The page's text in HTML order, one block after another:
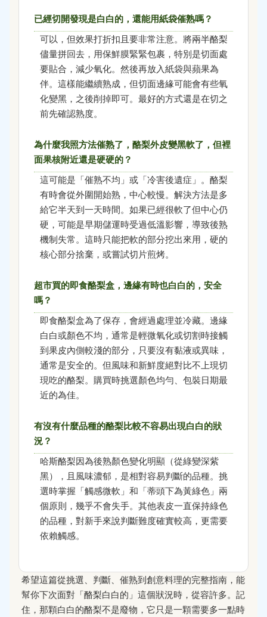
已經切開發現是白白的，還能用紙袋催熟嗎？
可以，但效果打折扣且要非常注意。將兩半酪梨
儘量拼回去，用保鮮膜緊緊包裹，特別是切面處
要貼合，減少氧化。然後再放入紙袋與蘋果為
伴。這樣能繼續熟成，但切面邊緣可能會有些氧
化變黑，之後削掉即可。最好的方式還是在切之
前先確認熟度。
為什麼我照方法催熟了，酪梨外皮變黑軟了，但裡
面果核附近還是硬硬的？
這可能是「催熟不均」或「冷害後遺症」。酪梨
有時會從外圍開始熟，中心較慢。解決方法是多
給它半天到一天時間。如果已經很軟了但中心仍
硬，可能是早期儲運時受過低溫影響，導致後熟
機制失常。這時只能把軟的部分挖出來用，硬的
核心部分捨棄，或嘗試切片煎烤。
超市買的即食酪梨盒，邊緣有時也白白的，安全
嗎？
即食酪梨盒為了保存，會經過處理並冷藏。邊緣
白白或顏色不均，通常是輕微氧化或切割時接觸
到果皮內側較淺的部分，只要沒有黏液或異味，
通常是安全的。但風味和新鮮度絕對比不上現切
現吃的酪梨。購買時挑選顏色均勻、包裝日期最
近的為佳。
有沒有什麼品種的酪梨比較不容易出現白白的狀
況？
哈斯酪梨因為後熟顏色變化明顯（從綠變深紫
黑），且風味濃郁，是相對容易判斷的品種。挑
選時掌握「觸感微軟」和「蒂頭下為黃綠色」兩
個原則，幾乎不會失手。其他表皮一直保持綠色
的品種，對新手來說判斷難度確實較高，更需要
依賴觸感。
希望這篇從挑選、判斷、催熟到創意料理的完整指南，能
幫你下次面對「酪梨白白的」這個狀況時，從容許多。記
住，那顆白白的酪梨不是廢物，它只是一顆需要多一點時